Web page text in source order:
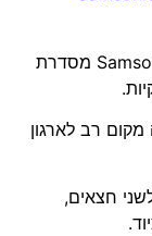
מבוססת על עיצוב חדשני ויעיל, מזוודת Samsonite מסדרת
מציעה מקום רב לארגון
חצאים,